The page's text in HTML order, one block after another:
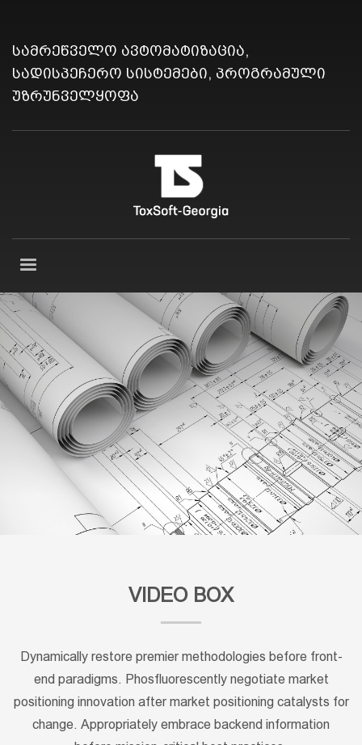
სამრეწველო ავტომატიზაცია,
სადისპეჩერო სისტემები, პროგრამული
უზრუნველყოფა
VIDEO BOX
Dynamically restore premier methodologies before front-
end paradigms. Phosfluorescently negotiate market
positioning innovation after market positioning catalysts for
change. Appropriately embrace backend information